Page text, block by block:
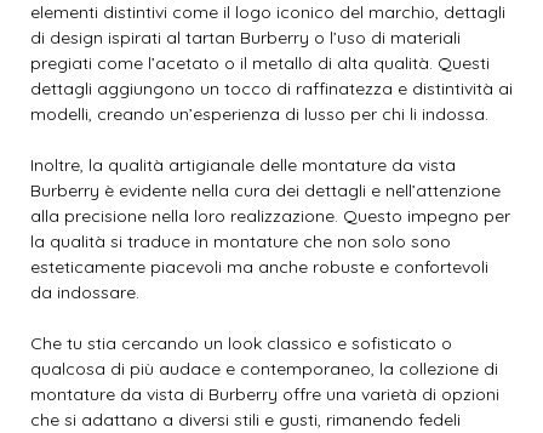
elementi distintivi come il logo iconico del marchio, dettagli
di design ispirati al tartan Burberry o l’uso di materiali
pregiati come l’acetato o il metallo di alta qualità. Questi
dettagli aggiungono un tocco di raffinatezza e distintività ai
modelli, creando un’esperienza di lusso per chi li indossa.
Inoltre, la qualità artigianale delle montature da vista
Burberry è evidente nella cura dei dettagli e nell’attenzione
alla precisione nella loro realizzazione. Questo impegno per
la qualità si traduce in montature che non solo sono
esteticamente piacevoli ma anche robuste e confortevoli
da indossare.
Che tu stia cercando un look classico e sofisticato o
qualcosa di più audace e contemporaneo, la collezione di
montature da vista di Burberry offre una varietà di opzioni
che si adattano a diversi stili e gusti, rimanendo fedeli